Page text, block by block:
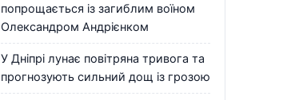
попрощається із загиблим воїном
Олександром Андрієнком
У Дніпрі лунає повітряна тривога та
прогнозують сильний дощ із грозою